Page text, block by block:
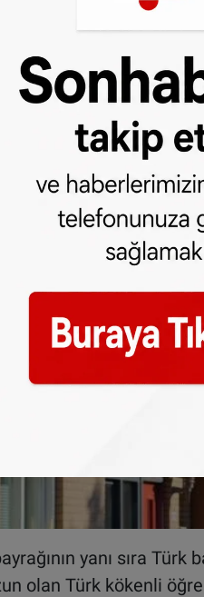
bekledi. Sınavlarının
öğrenci ise
dış cephesine asarak
yanı sıra Türk
olan Türk kökenli